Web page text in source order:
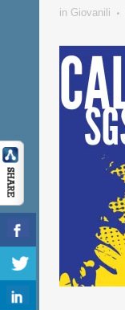
in Giovanili